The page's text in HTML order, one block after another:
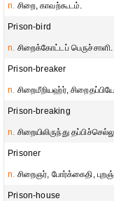
n. சிறை, காவற்கூடம்.
Prison-bird
n. சிறைக்கோட்டப் பெருச்சாளி.
Prison-breaker
n. சிறைமீறியஹ்ர்,
Prison-breaking
n. சிறையிலிருந்து
Prisoner
n. சிறைஞர், போர்க்கைதி,
Prison-house